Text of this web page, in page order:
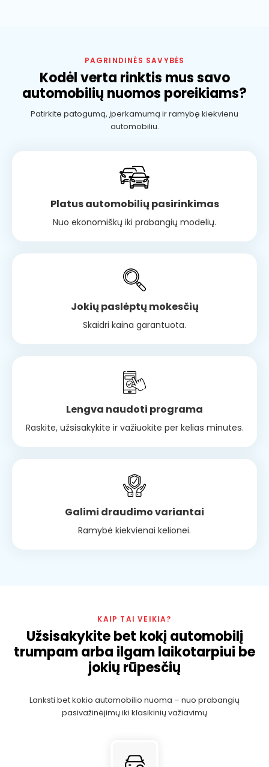
PAGRINDINĖS SAVYBĖS
Kodėl verta rinktis mus savo
automobilių nuomos poreikiams?
Patirkite patogumą, įperkamumą ir ramybę kiekvienu
automobiliu.
Platus automobilių pasirinkimas
Nuo ekonomiškų iki prabangių modelių.
Jokių paslėptų mokesčių
Skaidri kaina garantuota.
Lengva naudoti programa
Raskite, užsisakykite ir važiuokite per kelias minutes.
Galimi draudimo variantai
Ramybė kiekvienai kelionei.
KAIP TAI VEIKIA?
Užsisakykite bet kokį automobilį
trumpam arba ilgam laikotarpiui be
jokių rūpesčių
Lanksti bet kokio automobilio nuoma – nuo ​​prabangių
pasivažinėjimų iki klasikinių važiavimų